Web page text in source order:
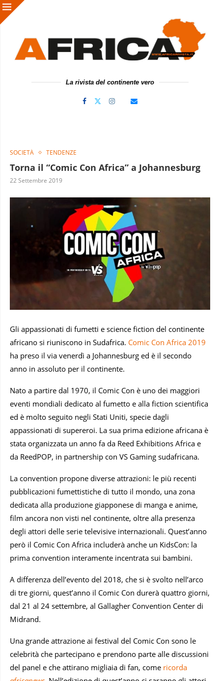
La rivista del continente vero
SOCIETÀ TENDENZE
Torna il “Comic Con Africa” a Johannesburg
22 Settembre 2019
Gli appassionati di fumetti e science fiction del continente
africano si riuniscono in Sudafrica. Comic Con Africa 2019
ha preso il via venerdì a Johannesburg ed è il secondo
anno in assoluto per il continente.
Nato a partire dal 1970, il Comic Con è uno dei maggiori
eventi mondiali dedicato al fumetto e alla fiction scientifica
ed è molto seguito negli Stati Uniti, specie dagli
appassionati di supereroi. La sua prima edizione africana è
stata organizzata un anno fa da Reed Exhibitions Africa e
da ReedPOP, in partnership con VS Gaming sudafricana.
La convention propone diverse attrazioni: le più recenti
pubblicazioni fumettistiche di tutto il mondo, una zona
dedicata alla produzione giapponese di manga e anime,
film ancora non visti nel continente, oltre alla presenza
degli attori delle serie televisive internazionali. Quest’anno
però il Comic Con Africa includerà anche un KidsCon: la
prima convention interamente incentrata sui bambini.
A differenza dell’evento del 2018, che si è svolto nell’arco
di tre giorni, quest’anno il Comic Con durerà quattro giorni,
dal 21 al 24 settembre, al Gallagher Convention Center di
Midrand.
Una grande attrazione ai festival del Comic Con sono le
celebrità che partecipano e prendono parte alle discussioni
del panel e che attirano migliaia di fan, come ricorda